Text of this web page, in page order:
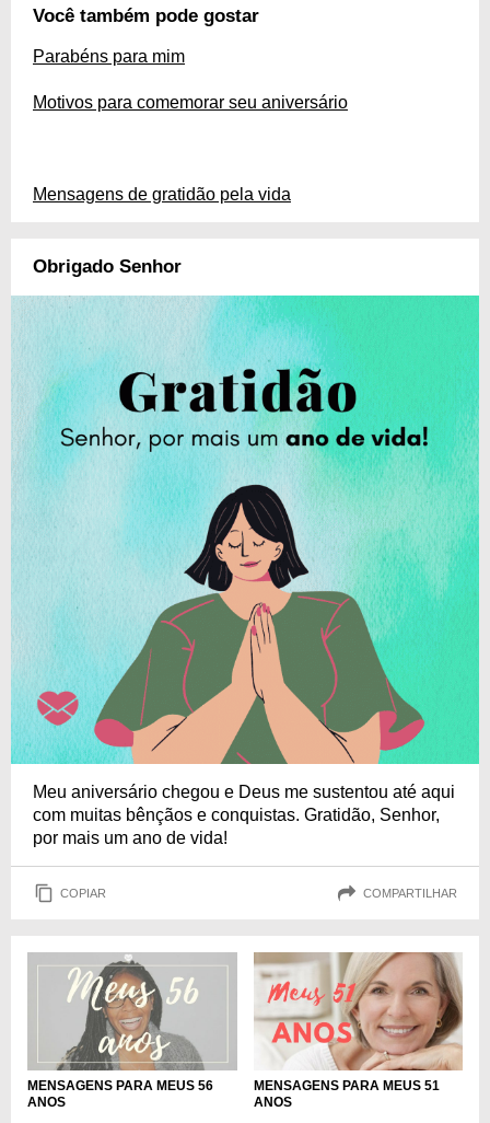
Você também pode gostar
Parabéns para mim
Motivos para comemorar seu aniversário
Mensagens de gratidão pela vida
Obrigado Senhor
Meu aniversário chegou e Deus me sustentou até aqui
com muitas bênçãos e conquistas. Gratidão, Senhor,
por mais um ano de vida!
COPIAR COMPARTILHAR
MENSAGENS PARA MEUS 56
ANOS
MENSAGENS PARA MEUS 51
ANOS